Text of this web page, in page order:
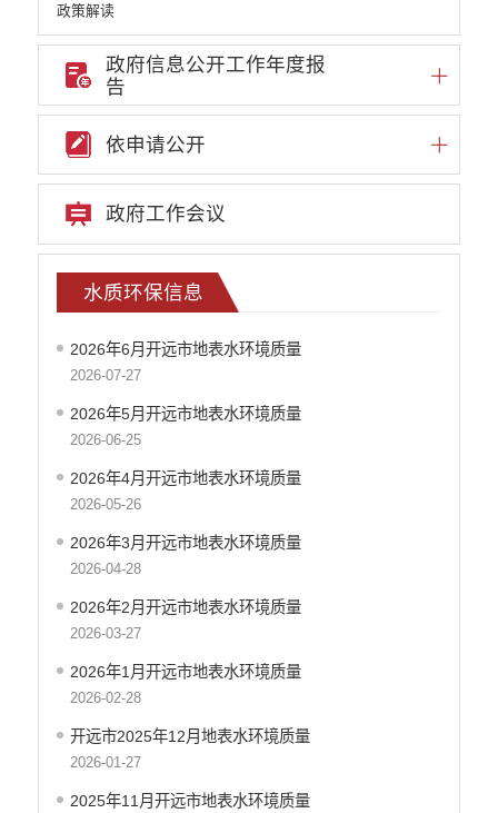
政策解读
机构职能和权责清单
自然资源政务公开
重点领域信息公开
行政事业性收费
公务员管理
重大决策
财政资金直达基层
稳岗就业
应急预案
产品质量
疫情防控
养老服务
社会救助信息
重大决策预公开
生态环境
政府信息公开工作年度报
告
依申请公开
政府工作会议
水质环保信息
2026年6月开远市地表水环境质量
2026-07-27
2026年5月开远市地表水环境质量
2026-06-25
2026年4月开远市地表水环境质量
2026-05-26
2026年3月开远市地表水环境质量
2026-04-28
2026年2月开远市地表水环境质量
2026-03-27
2026年1月开远市地表水环境质量
2026-02-28
开远市2025年12月地表水环境质量
2026-01-27
2025年11月开远市地表水环境质量